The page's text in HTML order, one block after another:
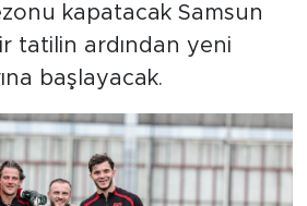
kapatacak Samsun
tatilin ardından yeni
başlayacak.